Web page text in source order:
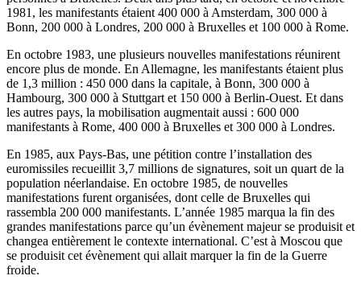
1981, les manifestants étaient 400 000 à Amsterdam, 300 000 à
Bonn, 200 000 à Londres, 200 000 à Bruxelles et 100 000 à Rome.
En octobre 1983, une plusieurs nouvelles manifestations réunirent
encore plus de monde. En Allemagne, les manifestants étaient plus
de 1,3 million : 450 000 dans la capitale, à Bonn, 300 000 à
Hambourg, 300 000 à Stuttgart et 150 000 à Berlin-Ouest. Et dans
les autres pays, la mobilisation augmentait aussi : 600 000
manifestants à Rome, 400 000 à Bruxelles et 300 000 à Londres.
En 1985, aux Pays-Bas, une pétition contre l’installation des
euromissiles recueillit 3,7 millions de signatures, soit un quart de la
population néerlandaise. En octobre 1985, de nouvelles
manifestations furent organisées, dont celle de Bruxelles qui
rassembla 200 000 manifestants. L’année 1985 marqua la fin des
grandes manifestations parce qu’un évènement majeur se produisit et
changea entièrement le contexte international. C’est à Moscou que
se produisit cet évènement qui allait marquer la fin de la Guerre
froide.